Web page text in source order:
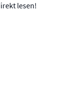
lesen!